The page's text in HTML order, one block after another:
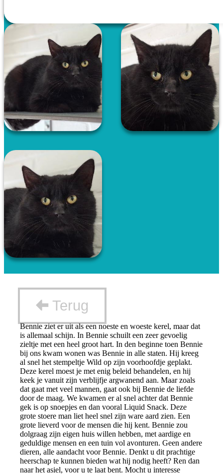
Terug
Bennie ziet er uit als een noeste en woeste kerel, maar dat
is allemaal schijn. In Bennie schuilt een zeer gevoelig
zieltje met een heel groot hart. In den beginne toen Bennie
bij ons kwam wonen was Bennie in alle staten. Hij kreeg
al snel het stempeltje Wild op zijn voorhoofdje geplakt.
Deze kerel moest je met enig beleid behandelen, en hij
keek je vanuit zijn verblijfje argwanend aan. Maar zoals
dat gaat met veel mannen, gaat ook bij Bennie de liefde
door de maag. We kwamen er al snel achter dat Bennie
gek is op snoepjes en dan vooral Liquid Snack. Deze
grote stoere man liet heel snel zijn ware aard zien. Een
grote lieverd voor de mensen die hij kent. Bennie zou
dolgraag zijn eigen huis willen hebben, met aardige en
geduldige mensen en een tuin vol avonturen. Geen andere
dieren, alle aandacht voor Bennie. Denkt u dit prachtige
heerschap te kunnen bieden wat hij nodig heeft? Ren dan
naar het asiel, voor u te laat bent. Mocht u interesse